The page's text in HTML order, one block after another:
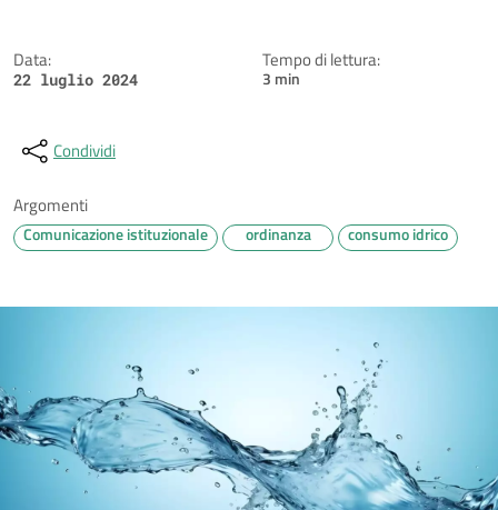
Data:
22 luglio 2024
Tempo di lettura:
3 min
Condividi
Argomenti
Comunicazione istituzionale ordinanza consumo idrico